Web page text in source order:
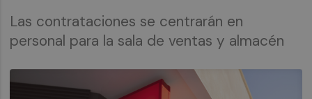
Las contrataciones se centrarán en
personal para la sala de ventas y almacén